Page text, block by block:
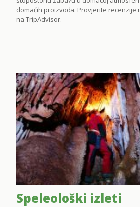
domaćih proizvoda. Provjerite recenzije
na TripAdvisor.
Speleološki izleti